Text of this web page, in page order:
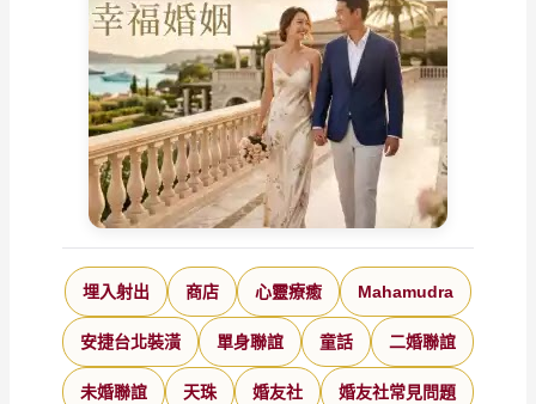
埋入射出 商店 心靈療癒 Mahamudra
安捷台北裝潢 單身聯誼 童話 二婚聯誼
未婚聯誼 天珠 婚友社 婚友社常見問題